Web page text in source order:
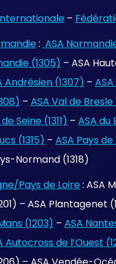
–
: ASA
(1305) – ASA
Andrésien (1307) –
– ASA Val de Bresle
Seine (1311) – ASA du
(1315) – ASA Pays
Normand (1318)
Pays de Loire : ASA
– ASA Plantagenet
(1203) – ASA
Autocross de l’Ouest